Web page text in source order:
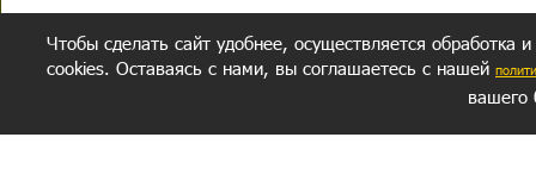
Чтобы сделать сайт удобнее, осуществляется обработка
cookies. Оставаясь с нами, вы соглашаетесь с нашей
вашего